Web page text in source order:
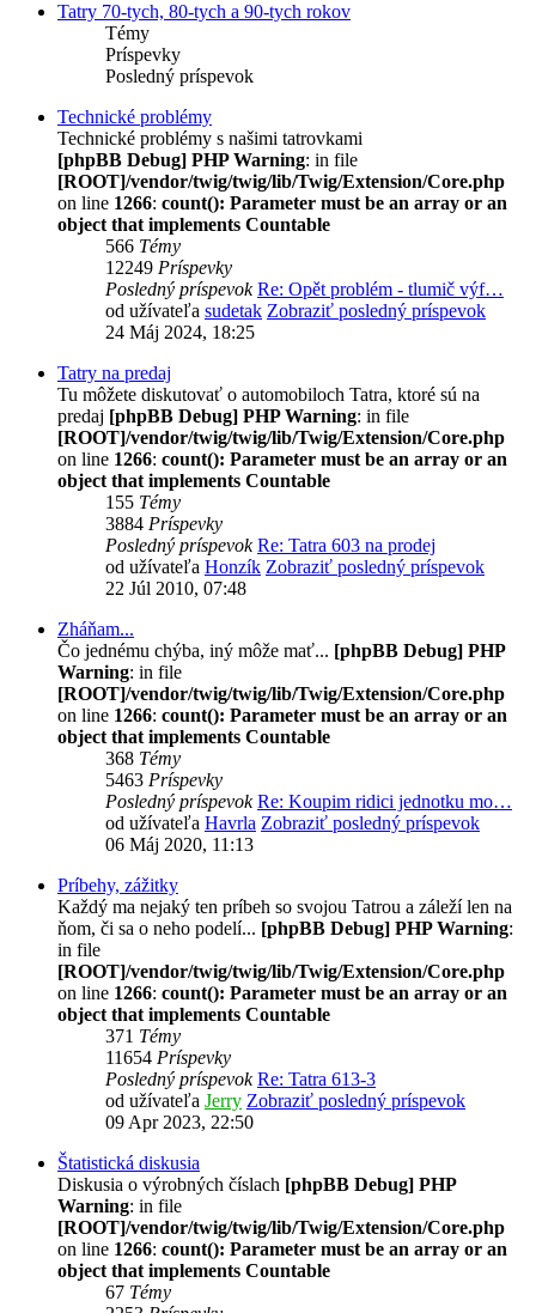
Tatry 70-tych, 80-tych a 90-tych rokov
Témy
Príspevky
Posledný príspevok
Technické problémy
Technické problémy s našimi tatrovkami
[phpBB Debug] PHP Warning: in file
[ROOT]/vendor/twig/twig/lib/Twig/Extension/Core.php
on line 1266: count(): Parameter must be an array or an
object that implements Countable
566 Témy
12249 Príspevky
Posledný príspevok Re: Opět problém - tlumič výf…
od užívateľa sudetak Zobraziť posledný príspevok
24 Máj 2024, 18:25
Tatry na predaj
Tu môžete diskutovať o automobiloch Tatra, ktoré sú na
predaj [phpBB Debug] PHP Warning: in file
[ROOT]/vendor/twig/twig/lib/Twig/Extension/Core.php
on line 1266: count(): Parameter must be an array or an
object that implements Countable
155 Témy
3884 Príspevky
Posledný príspevok Re: Tatra 603 na prodej
od užívateľa Honzík Zobraziť posledný príspevok
22 Júl 2010, 07:48
Zháňam...
Čo jednému chýba, iný môže mať... [phpBB Debug] PHP
Warning: in file
[ROOT]/vendor/twig/twig/lib/Twig/Extension/Core.php
on line 1266: count(): Parameter must be an array or an
object that implements Countable
368 Témy
5463 Príspevky
Posledný príspevok Re: Koupim ridici jednotku mo…
od užívateľa Havrla Zobraziť posledný príspevok
06 Máj 2020, 11:13
Príbehy, zážitky
Každý ma nejaký ten príbeh so svojou Tatrou a záleží len na
ňom, či sa o neho podelí... [phpBB Debug] PHP Warning:
in file
[ROOT]/vendor/twig/twig/lib/Twig/Extension/Core.php
on line 1266: count(): Parameter must be an array or an
object that implements Countable
371 Témy
11654 Príspevky
Posledný príspevok Re: Tatra 613-3
od užívateľa Jerry Zobraziť posledný príspevok
09 Apr 2023, 22:50
Štatistická diskusia
Diskusia o výrobných číslach [phpBB Debug] PHP
Warning: in file
[ROOT]/vendor/twig/twig/lib/Twig/Extension/Core.php
on line 1266: count(): Parameter must be an array or an
object that implements Countable
67 Témy